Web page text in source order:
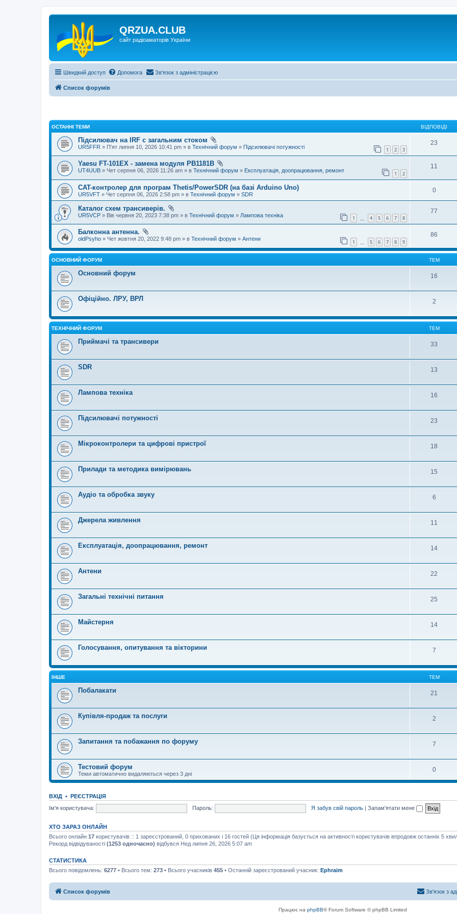
QRZUA.CLUB
сайт радіоаматорів України
Швидкий доступ Допомога Зв'язок з адміністрацією
Список форумів
ОСТАННІ ТЕМИ ВІДПОВІДІ
Підсилювач на IRF с загальним стоком
1 2 3
UR5FFR » П'ят липня 10, 2026 10:41 pm » в Технічний форум » Підсилювачі потужності
23
Yaesu FT-101EX - замена модуля PB1181B
1 2
UT4UUB » Чет серпня 06, 2026 11:26 am » в Технічний форум » Експлуатація, доопрацювання, ремонт
11
CAT-контролер для програм Thetis/PowerSDR (на базі Arduino Uno)
UR5VFT » Чет серпня 06, 2026 2:58 pm » в Технічний форум » SDR
0
Каталог схем трансиверів.
1 4 5 6 7 8
UR5VCP » Вів червня 20, 2023 7:38 pm » в Технічний форум » Лампова техніка
77
Балконна антенна.
1 5 6 7 8 9
oldPsyho » Чет жовтня 20, 2022 9:48 pm » в Технічний форум » Антени
86
ОСНОВНИЙ ФОРУМ ТЕМ
Основний форум 16
Офіційно. ЛРУ, ВРЛ 2
ТЕХНІЧНИЙ ФОРУМ ТЕМ
Приймачі та трансивери 33
SDR 13
Лампова техніка 16
Підсилювачі потужності 23
Мікроконтролери та цифрові пристрої 18
Прилади та методика вимірювань 15
Аудіо та обробка звуку 6
Джерела живлення 11
Експлуатація, доопрацювання, ремонт 14
Антени 22
Загальні технічні питання 25
Майстерня 14
Голосування, опитування та вікторини 7
ІНШЕ ТЕМ
Побалакати 21
Купівля-продаж та послуги 2
Запитання та побажання по форуму 7
Тестовий форум
Теми автоматично видаляються через 3 дні
0
ВХІД • РЕЄСТРАЦІЯ
Ім'я користувача:
Пароль: Я забув свій пароль | Запам'ятати мене
ХТО ЗАРАЗ ОНЛАЙН
Всього онлайн 17 користувачів :: 1 зареєстрований, 0 прихованих і 16 гостей (Ця інформація базується на активності користувачів впродовж останніх 5
Рекорд відвідуваності (1253 одночасно) відбувся Нед липня 26, 2026 5:07 am
СТАТИСТИКА
Всього повідомлень: 6277 • Всього тем: 273 • Всього учасників 455 • Останній зареєстрований учасник: Ephraim
Список форумів Зв'язок з
Працює на phpBB® Forum Software © phpBB Limited